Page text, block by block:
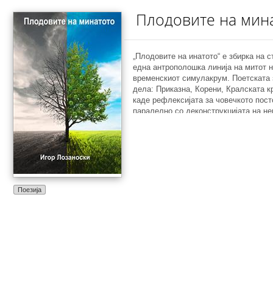
Поезија
Плодовите на
„Плодовите на инатото“ е збирка на
една антрополошка линија на митот
временскиот симулакрум. Поетската
дела: Приказна, Корени, Кралската
каде рефлексијата за човечкото
паралелно со деконструкцијата на